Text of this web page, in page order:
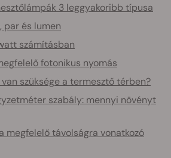
3 leggyakoribb típusa
par és lumen
számításban
fotonikus nyomás
szüksége a termesztő térben?
szabály: mennyi növényt
megfelelő távolságra vonatkozó